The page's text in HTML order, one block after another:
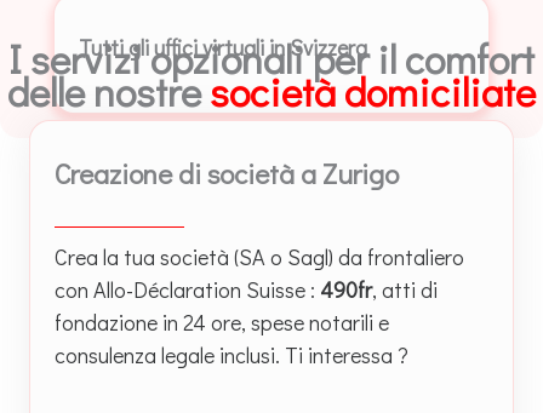
Tutti gli uffici virtuali in Svizzera
I servizi opzionali per il comfort
delle nostresocietà domiciliate
Creazione di società a Zurigo
Crea la tua società (SA o Sagl) da frontaliero
con Allo-Déclaration Suisse : 490fr, atti di
fondazione in 24 ore, spese notarili e
consulenza legale inclusi. Ti interessa ?